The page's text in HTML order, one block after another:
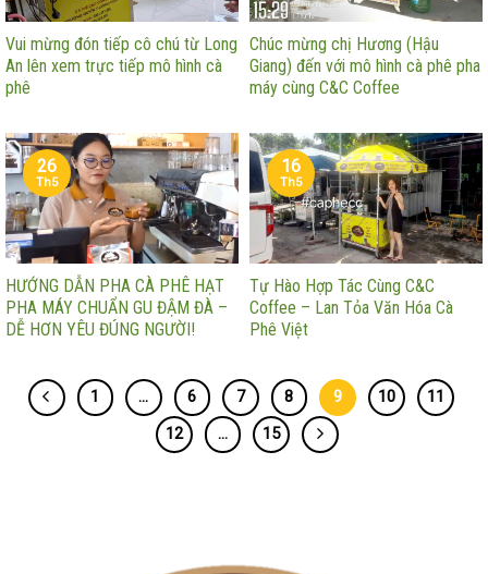
Vui mừng đón tiếp cô chú từ Long
An lên xem trực tiếp mô hình cà
phê
Chúc mừng chị Hương (Hậu
Giang) đến với mô hình cà phê pha
máy cùng C&C Coffee
HƯỚNG DẪN PHA CÀ PHÊ HẠT
PHA MÁY CHUẨN GU ĐẬM ĐÀ –
DỄ HƠN YÊU ĐÚNG NGƯỜI!
26
Th5
Tự Hào Hợp Tác Cùng C&C
Coffee – Lan Tỏa Văn Hóa Cà
Phê Việt
16
Th5
1 … 6 7 8 9 10
11
12
… 15